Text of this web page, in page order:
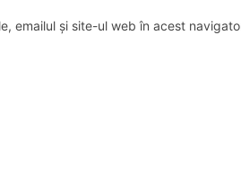
emailul și site-ul web în acest